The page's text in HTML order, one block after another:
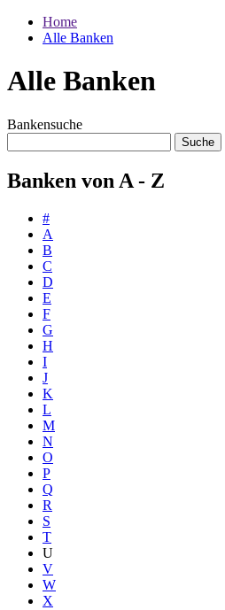
Home
Alle Banken
Alle Banken
Bankensuche
Banken von A - Z
#
A
B
C
D
E
F
G
H
I
J
K
L
M
N
O
P
Q
R
S
T
U
V
W
X